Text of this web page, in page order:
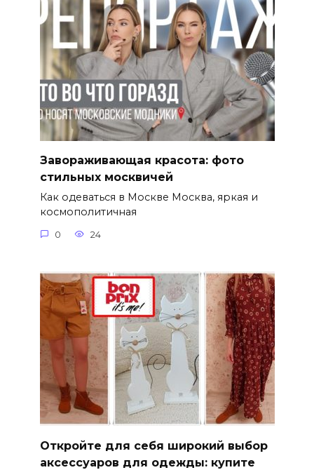
Завораживающая красота: фото
стильных москвичей
Как одеваться в Москве Москва, яркая и
космополитичная
0 24
Откройте для себя широкий выбор
аксессуаров для одежды: купите